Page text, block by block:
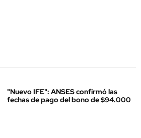
"Nuevo IFE": ANSES confirmó las
fechas de pago del bono de $94.000